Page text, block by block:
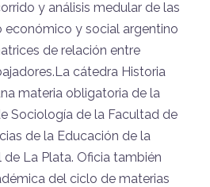
y análisis medular de las
económico y social argentino
de relación entre
cátedra Historia
materia obligatoria de la
Sociología de la Facultad de
de la Educación de la
La Plata. Oficia también
del ciclo de materias